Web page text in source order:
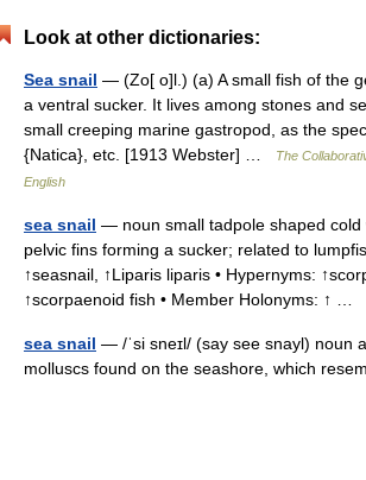
Look at other dictionaries:
Sea snail — (Zo[ o]l.) (a) A small fish of the
a ventral sucker. It lives among stones and
small creeping marine gastropod, as the
{Natica}, etc. [1913 Webster] …
The
English
sea snail — noun small tadpole shaped cold
pelvic fins forming a sucker; related to
↑seasnail, ↑Liparis liparis • Hypernyms:
↑scorpaenoid fish • Member Holonyms: ↑ …
sea snail — /ˈsi sneɪl/ (say see snayl) noun
molluscs found on the seashore, which